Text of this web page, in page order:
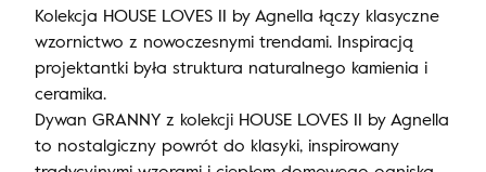
Kolekcja HOUSE LOVES II by Agnella łączy klasyczne
wzornictwo z nowoczesnymi trendami. Inspiracją
projektantki była struktura naturalnego kamienia i
ceramika.
Dywan GRANNY z kolekcji HOUSE LOVES II by Agnella
to nostalgiczny powrót do klasyki, inspirowany